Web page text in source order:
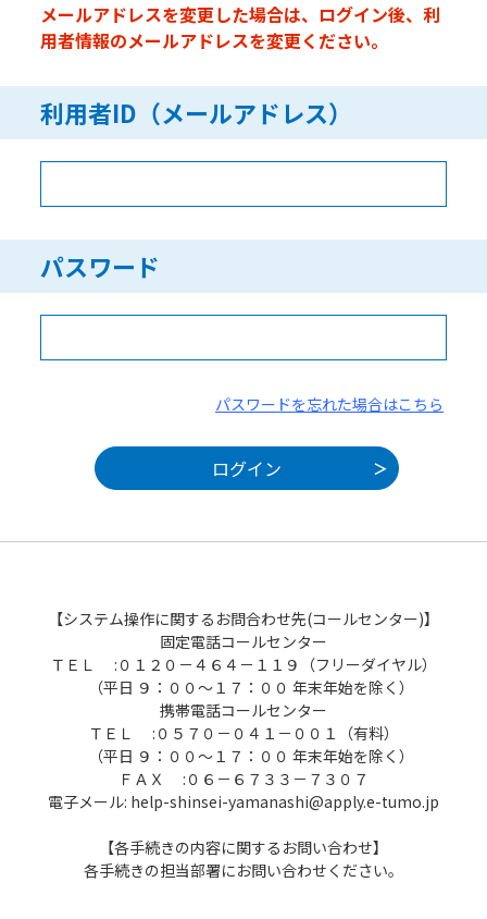
メールアドレスを変更した場合は、ログイン後、利
用者情報のメールアドレスを変更ください。
利用者ID（メールアドレス）
パスワード
パスワードを忘れた場合はこちら
【システム操作に関するお問合わせ先(コールセンター)】
固定電話コールセンター
ＴＥＬ :０１２０－４６４－１１９（フリーダイヤル）
（平日 ９：００～１７：００ 年末年始を除く）
携帯電話コールセンター
ＴＥＬ :０５７０－０４１－００１（有料）
（平日 ９：００～１７：００ 年末年始を除く）
ＦＡＸ :０６－６７３３－７３０７
電子メール: help-shinsei-yamanashi@apply.e-tumo.jp
【各手続きの内容に関するお問い合わせ】
各手続きの担当部署にお問い合わせください。